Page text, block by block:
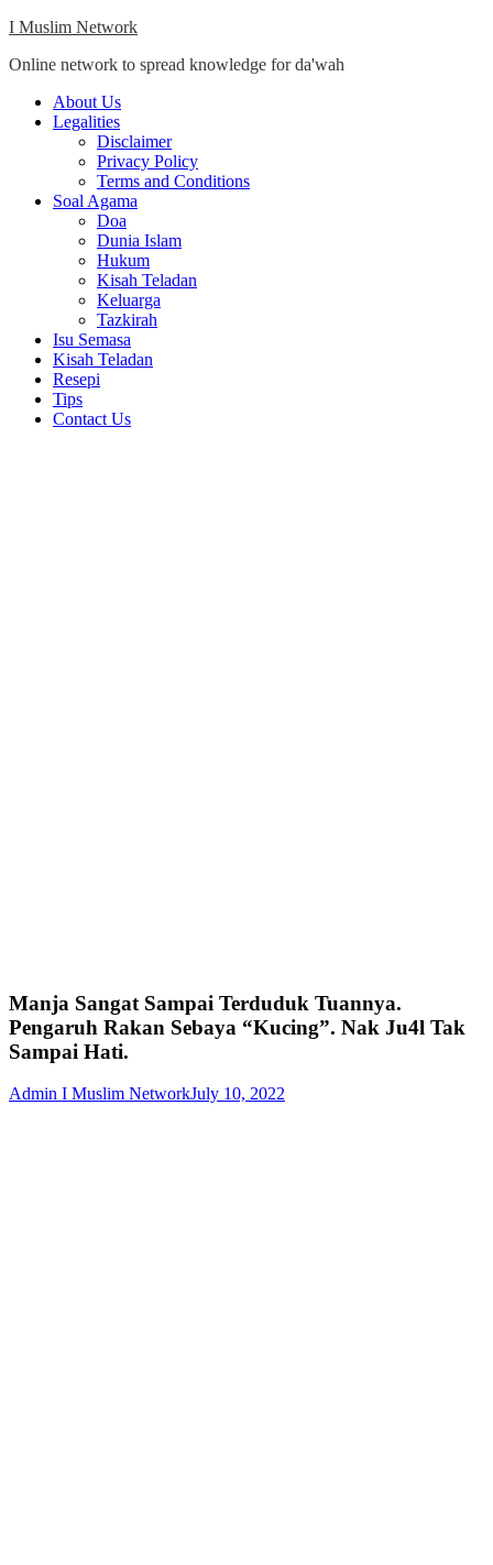
Skip
content
I Muslim Network
Online network to spread knowledge for da'wah
Close
Menu
About Us
Legalities
Disclaimer
Privacy Policy
Terms and Conditions
Soal Agama
Doa
Dunia Islam
Hukum
Kisah Teladan
Keluarga
Tazkirah
Isu Semasa
Kisah Teladan
Resepi
Tips
Contact Us
Manja Sangat Sampai Terduduk Tuannya.
Pengaruh Rakan Sebaya “Kucing”. Nak Ju4l Tak
Sampai Hati.
Admin I Muslim NetworkJuly 10, 2022